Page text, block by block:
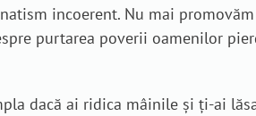
incoerent. Nu mai
purtarea poverii oamenilor
dacă ai ridica mâinile și ți-ai